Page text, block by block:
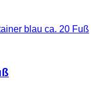
blau ca. 20 Fuß